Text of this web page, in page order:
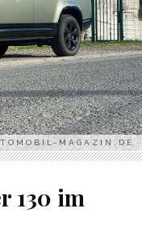
MAGAZIN.DE
130 im